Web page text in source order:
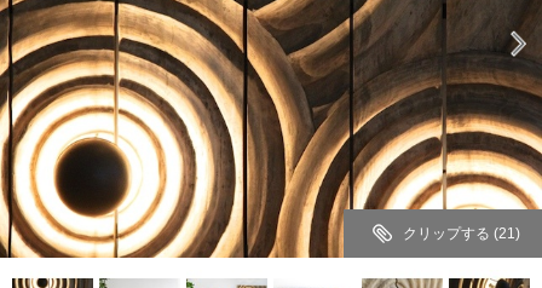
クリップする (21)